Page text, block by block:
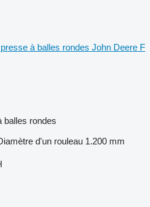
presse à balles rondes John Deere F
balles rondes
d'un rouleau 1.200 mm